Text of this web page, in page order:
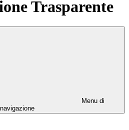
Trasparente
Menu di
navigazione